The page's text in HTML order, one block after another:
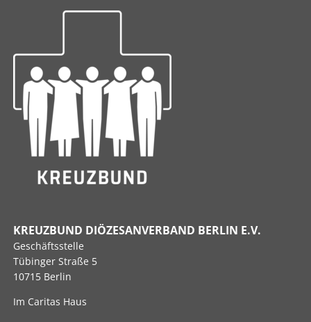
KREUZBUND DIÖZESANVERBAND BERLIN E.V.
Geschäftsstelle
Tübinger Straße 5
10715 Berlin
Im Caritas Haus